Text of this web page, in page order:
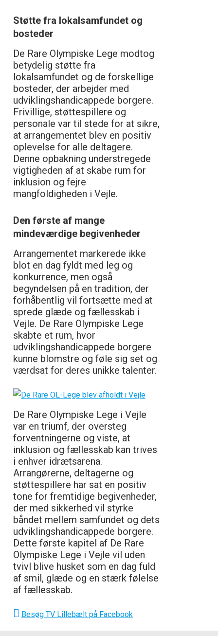
Støtte fra lokalsamfundet og
bosteder
De Rare Olympiske Lege modtog
betydelig støtte fra
lokalsamfundet og de forskellige
bosteder, der arbejder med
udviklingshandicappede borgere.
Frivillige, støttespillere og
personale var til stede for at sikre,
at arrangementet blev en positiv
oplevelse for alle deltagere.
Denne opbakning understregede
vigtigheden af at skabe rum for
inklusion og fejre
mangfoldigheden i Vejle.
Den første af mange
mindeværdige begivenheder
Arrangementet markerede ikke
blot en dag fyldt med leg og
konkurrence, men også
begyndelsen på en tradition, der
forhåbentlig vil fortsætte med at
sprede glæde og fællesskab i
Vejle. De Rare Olympiske Lege
skabte et rum, hvor
udviklingshandicappede borgere
kunne blomstre og føle sig set og
værdsat for deres unikke talenter.
De Rare Olympiske Lege i Vejle
var en triumf, der oversteg
forventningerne og viste, at
inklusion og fællesskab kan trives
i enhver idrætsarena.
Arrangørerne, deltagerne og
støttespillere har sat en positiv
tone for fremtidige begivenheder,
der med sikkerhed vil styrke
båndet mellem samfundet og dets
udviklingshandicappede borgere.
Dette første kapitel af De Rare
Olympiske Lege i Vejle vil uden
tvivl blive husket som en dag fuld
af smil, glæde og en stærk følelse
af fællesskab.
Besøg TV Lillebælt på Facebook